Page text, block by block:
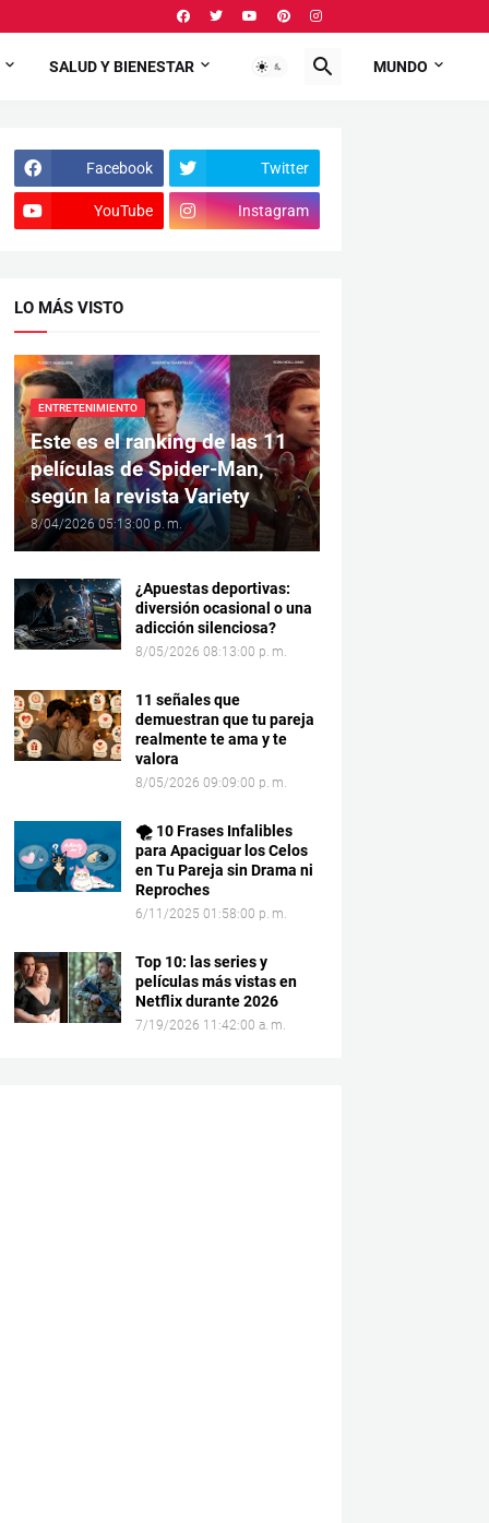
SALUD Y BIENESTAR ECONOMÍA MUNDO
Facebook Twitter
YouTube Instagram
LO MÁS VISTO
ENTRETENIMIENTO
Este es el ranking de las 11
películas de Spider-Man,
según la revista Variety
8/04/2026 05:13:00 p. m.
¿Apuestas deportivas:
diversión ocasional o una
adicción silenciosa?
8/05/2026 08:13:00 p. m.
11 señales que
demuestran que tu pareja
realmente te ama y te
valora
8/05/2026 09:09:00 p. m.
🌪️ 10 Frases Infalibles
para Apaciguar los Celos
en Tu Pareja sin Drama ni
Reproches
6/11/2025 01:58:00 p. m.
Top 10: las series y
películas más vistas en
Netflix durante 2026
7/19/2026 11:42:00 a. m.